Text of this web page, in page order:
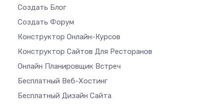
Создать Блог
Создать Форум
Конструктор Онлайн-Курсов
Конструктор Сайтов Для Ресторанов
Онлайн Планировщик Встреч
Бесплатный Веб-Хостинг
Бесплатный Дизайн Сайта